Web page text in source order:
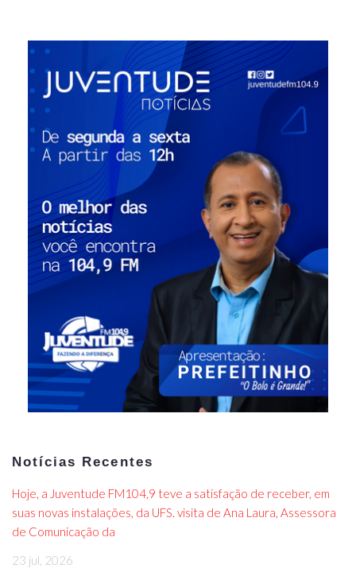
Notícias Recentes
Hoje, a Juventude FM104,9 teve a satisfação de receber, em
suas novas instalações, da UFS. visita de Ana Laura, Assessora
de Comunicação da
23 jul, 2026